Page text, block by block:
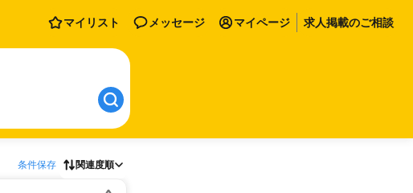
マイリスト メッセージ マイページ 求人掲載のご相談
条件保存 関連度順